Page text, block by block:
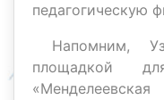
педагогическую
Напомним,
площадкой